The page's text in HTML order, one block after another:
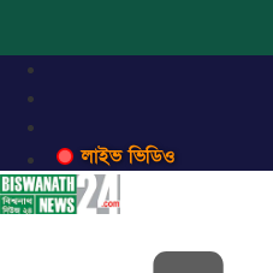
লাইভ ভিডিও